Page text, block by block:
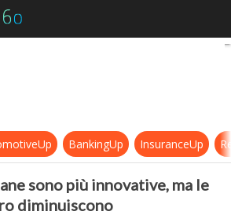
Le imprese italiane sono più
BankingUp InsuranceUp
sono più innovative, ma le
diminuiscono